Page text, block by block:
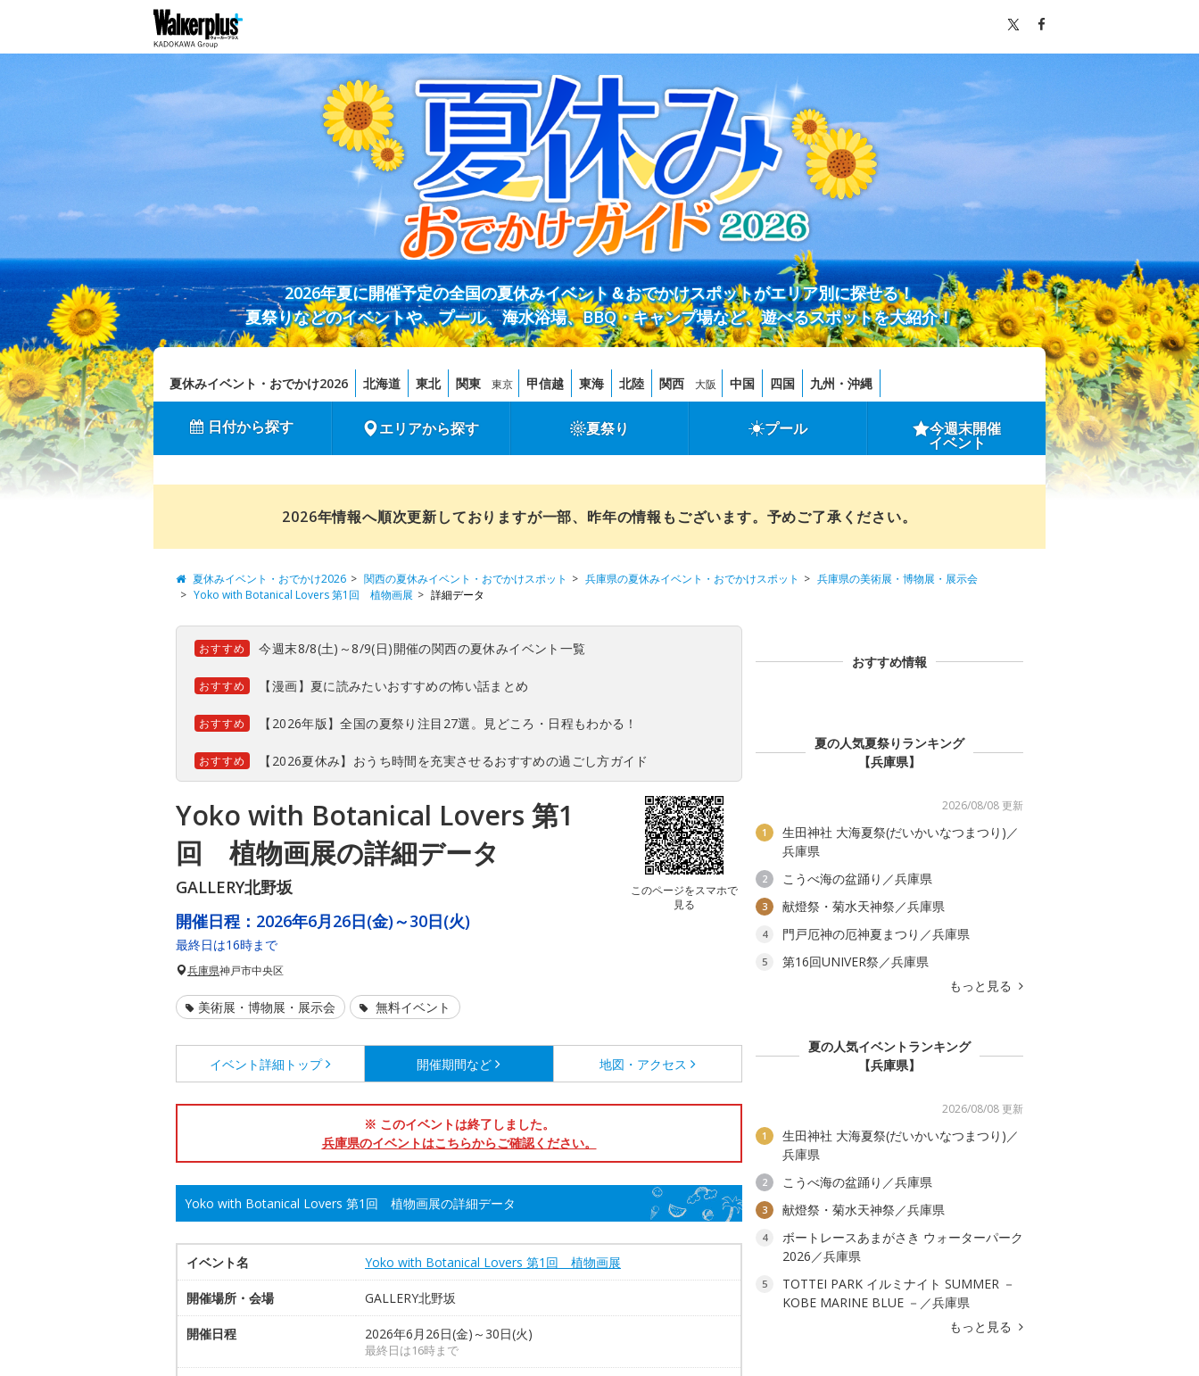
2026年夏に開催予定の全国の夏休みイベント＆おでかけスポットがエリア別に探せる！
夏祭りなどのイベントや、プール、海水浴場、BBQ・キャンプ場など、遊べるスポットを大紹介！
夏休みイベント・おでかけ2026 北海道 東北 関東 東京 甲信越 東海 北陸 関西 大阪 中国 四国 九州・沖縄
日付から探す エリアから探す 夏祭り プール 今週末開催
イベント
2026年情報へ順次更新しておりますが一部、昨年の情報もございます。予めご了承ください。
夏休みイベント・おでかけ2026 関西の夏休みイベント・おでかけスポット 兵庫県の夏休みイベント・おでかけスポット
兵庫県の美術展・博物展・展示会
Yoko with Botanical Lovers 第1回 植物画展
詳細データ
おすすめ 今週末8/8(土)～8/9(日)開催の関西の夏休みイベント一覧
おすすめ 【漫画】夏に読みたいおすすめの怖い話まとめ
おすすめ 【2026年版】全国の夏祭り注目27選。見どころ・日程もわかる！
おすすめ 【2026夏休み】おうち時間を充実させるおすすめの過ごし方ガイド
Yoko with Botanical Lovers 第1
回 植物画展の詳細データ
GALLERY北野坂
このページをスマホで
見る
開催日程： 2026年6月26日(金)～30日(火)
最終日は16時まで
兵庫県神戸市中央区
美術展・博物展・展示会 無料イベント
イベント詳細 トップ 開催期間など 地図・アクセス
※ このイベントは終了しました。
兵庫県のイベントはこちらからご確認ください。
Yoko with Botanical Lovers 第1回 植物画展の詳細データ
イベント名 Yoko with Botanical Lovers 第1回 植物画展
開催場所・会場 GALLERY北野坂
開催日程 2026年6月26日(金)～30日(火)
最終日は16時まで
おすすめ情報
夏の人気夏祭りランキング
【兵庫県】
2026/08/08 更新
1
生田神社 大海夏祭(だいかいなつまつり)／
兵庫県
2 こうべ海の盆踊り／兵庫県
3 献燈祭・菊水天神祭／兵庫県
4 門戸厄神の厄神夏まつり／兵庫県
5
第16回UNIVER祭／兵庫県
もっと見る
夏の人気イベントランキング
【兵庫県】
2026/08/08 更新
1
生田神社 大海夏祭(だいかいなつまつり)／
兵庫県
2 こうべ海の盆踊り／兵庫県
3 献燈祭・菊水天神祭／兵庫県
4
ボートレースあまがさき ウォーターパーク
2026／兵庫県
5
TOTTEI PARK イルミナイト SUMMER －
KOBE MARINE BLUE －／兵庫県
もっと見る